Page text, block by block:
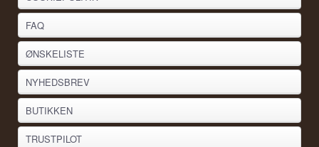
FAQ
ØNSKELISTE
NYHEDSBREV
BUTIKKEN
TRUSTPILOT